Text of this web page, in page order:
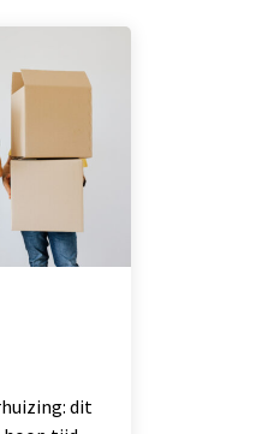
dit